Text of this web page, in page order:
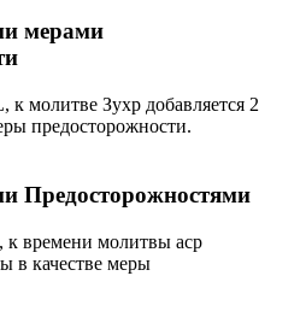
мерами
к молитве Зухр добавляется 2
предосторожности.
Предосторожностями
времени молитвы аср
в качестве меры